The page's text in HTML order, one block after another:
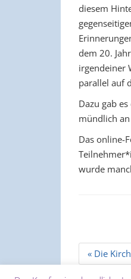
diesem
dem 20.
irgendeiner
parallel auf
Dazu gab
mündlich
Das online-
wurde
« Die